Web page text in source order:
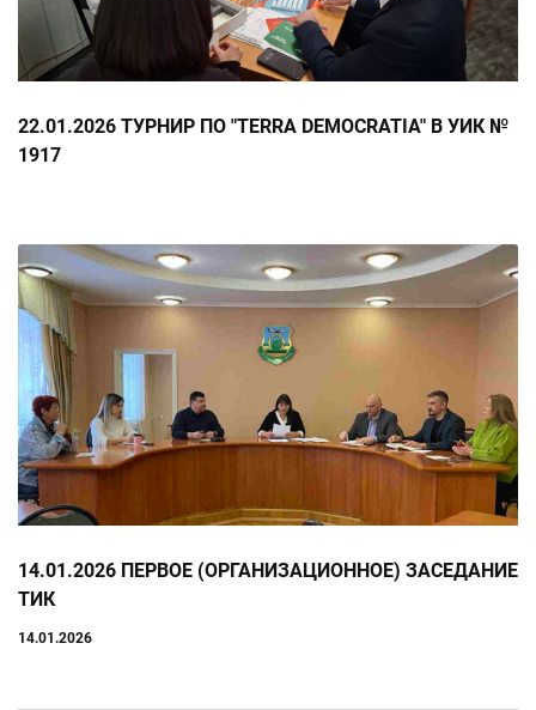
22.01.2026 ТУРНИР ПО "ТERRA DEMOCRATIA" В УИК №
1917
14.01.2026 ПЕРВОЕ (ОРГАНИЗАЦИОННОЕ) ЗАСЕДАНИЕ
ТИК
14.01.2026